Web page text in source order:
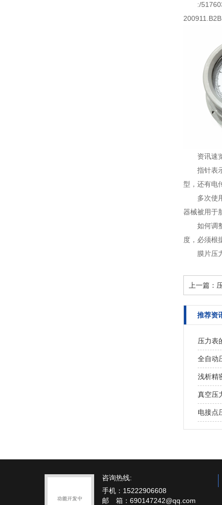
:/
资讯速
指针表
型，还有电
多次使
器械被用于
如何调
度，必须根
膜片压
上一篇：
推荐资
压力表
全自动
浅析精
真空压
电接点
咨询热线:
手机：15222906608
邮 箱：690147242@qq.com